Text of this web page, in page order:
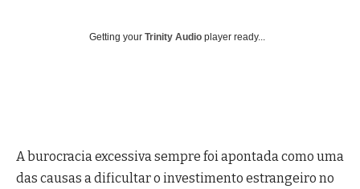
Getting your Trinity Audio player ready...
A burocracia excessiva sempre foi apontada como uma
das causas a dificultar o investimento estrangeiro no